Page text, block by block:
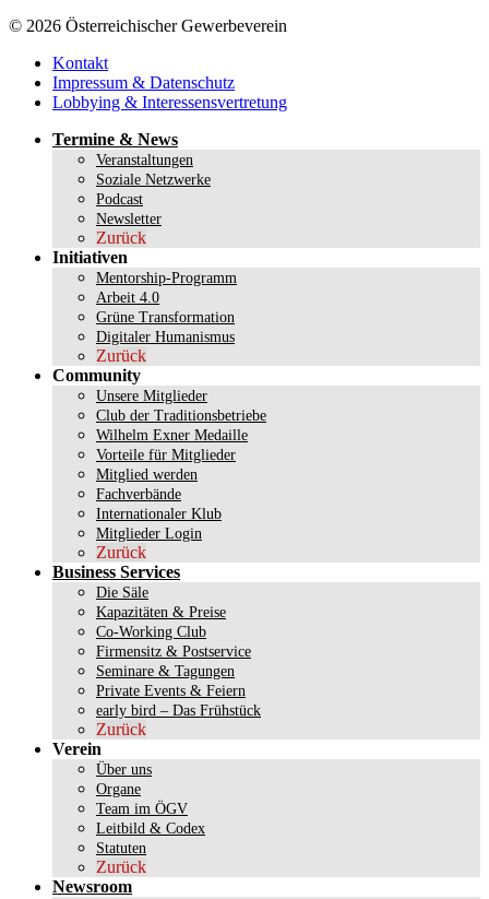
© 2026 Österreichischer Gewerbeverein
Kontakt
Impressum & Datenschutz
Lobbying & Interessensvertretung
Termine & News
Veranstaltungen
Soziale Netzwerke
Podcast
Newsletter
Zurück
Initiativen
Mentorship-Programm
Arbeit 4.0
Grüne Transformation
Digitaler Humanismus
Zurück
Community
Unsere Mitglieder
Club der Traditionsbetriebe
Wilhelm Exner Medaille
Vorteile für Mitglieder
Mitglied werden
Fachverbände
Internationaler Klub
Mitglieder Login
Zurück
Business Services
Die Säle
Kapazitäten & Preise
Co-Working Club
Firmensitz & Postservice
Seminare & Tagungen
Private Events & Feiern
early bird – Das Frühstück
Zurück
Verein
Über uns
Organe
Team im ÖGV
Leitbild & Codex
Statuten
Zurück
Newsroom